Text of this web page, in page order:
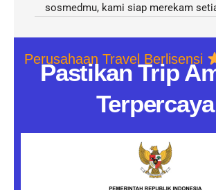
sosmedmu, kami siap merekam
Pastikan Trip
Terpercaya
Perusahaan Travel Berlisensi